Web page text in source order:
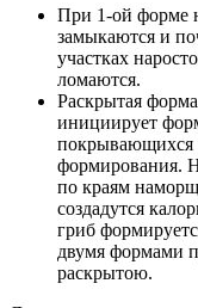
При 1-ой форме
замыкаются и
участках
ломаются.
Раскрытая
инициирует
покрывающихся
формирования.
по краям
создадутся
гриб
двумя формами
раскрытою.